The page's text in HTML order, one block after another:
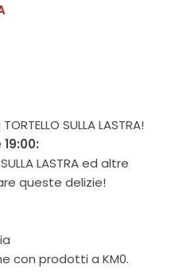
SULLA LASTRA!
LASTRA ed altre
queste delizie!
con prodotti a KM0.